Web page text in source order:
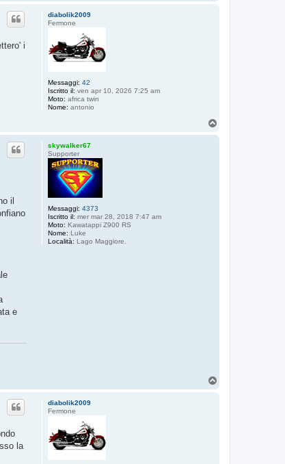
diabolik2009
Fermone
Messaggi: 42
Iscritto il: ven apr 10, 2026 7:25 am
Moto: africa twin
Nome: antonio
i
skywalker67
Supporter
Messaggi: 4373
Iscritto il: mer mar 28, 2018 7:47 am
Moto: Kawatappi Z900 RS
Nome: Luke
Località: Lago Maggiore.
il
e
diabolik2009
Fermone
la